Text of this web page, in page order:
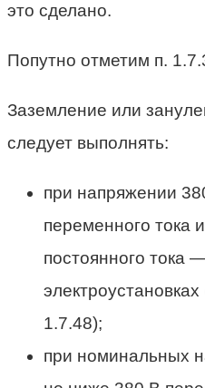
это сделано.
Попутно отметим п.
Заземление или
следует выполнять:
при напряжении
переменного тока
постоянного тока
1.7.48);
при номинальных